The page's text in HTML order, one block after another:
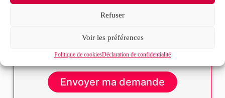
Refuser
Voir les préférences
Politique de cookiesDéclaration de confidentialité
J’accepte que mes données soient traitées en accord
d’utilisations’appliquent.